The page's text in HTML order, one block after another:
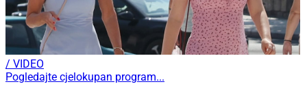
/ VIDEO
Pogledajte cjelokupan program...